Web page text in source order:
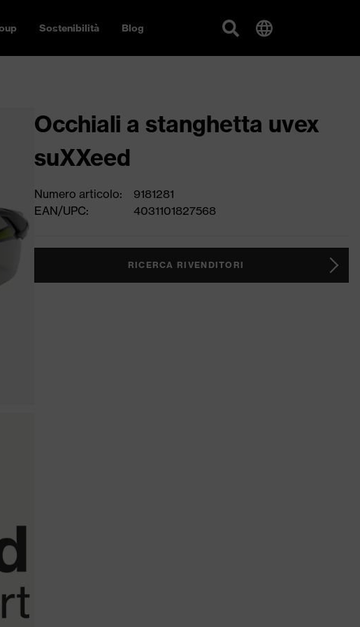
Sostenibilità Blog
Occhiali a stanghetta uvex
suXXeed
Numero articolo:
9181281
EAN/UPC:
4031101827568
RICERCA RIVENDITORI